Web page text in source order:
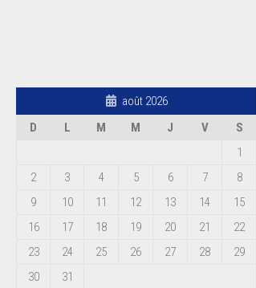
août 2026
D
L M M J V
S
1
2
3 4 5 6 7
8
9
10 11 12 13 14
15
16
17 18 19 20 21
22
23
24 25 26 27 28
29
30
31